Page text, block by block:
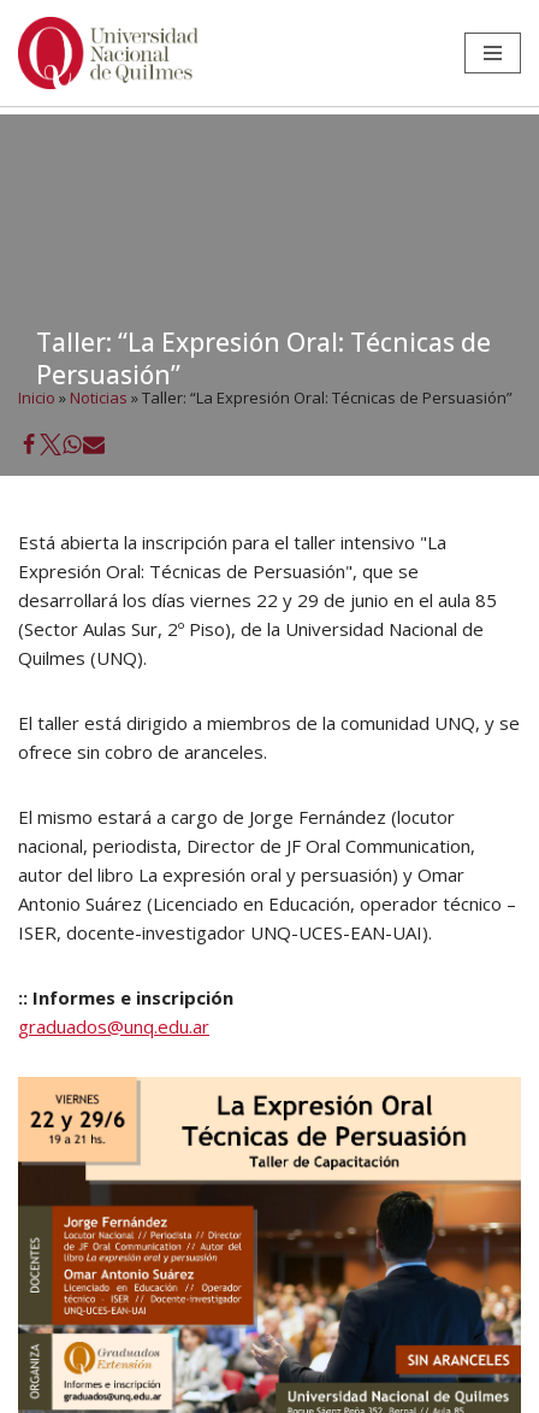
Ir
Taller: “La Expresión Oral: Técnicas de
Persuasión”
Inicio » Noticias »Taller: “La Expresión Oral: Técnicas de Persuasión”
Está abierta la inscripción para el taller intensivo "La
Expresión Oral: Técnicas de Persuasión", que se
desarrollará los días viernes 22 y 29 de junio en el aula 85
(Sector Aulas Sur, 2º Piso), de la Universidad Nacional de
Quilmes (UNQ).
El taller está dirigido a miembros de la comunidad UNQ, y se
ofrece sin cobro de aranceles.
El mismo estará a cargo de Jorge Fernández (locutor
nacional, periodista, Director de JF Oral Communication,
autor del libro La expresión oral y persuasión) y Omar
Antonio Suárez (Licenciado en Educación, operador técnico –
ISER, docente-investigador UNQ-UCES-EAN-UAI).
:: Informes e inscripción
graduados@unq.edu.ar